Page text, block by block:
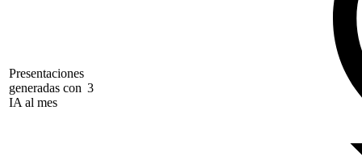
Presentaciones
generadas con
IA al mes
3